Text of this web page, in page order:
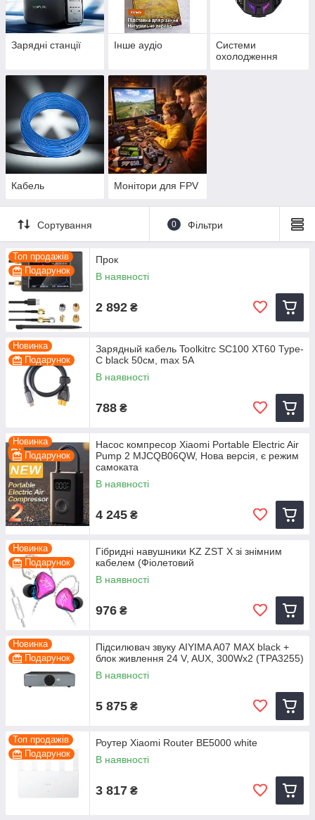
Зарядні станції Інше аудіо
Системи
охолодження
Кабель Монітори для FPV
Сортування 0 Фільтри
Топ продажів
Подарунок
Прок
В наявності
2 892 ₴
Новинка
Подарунок
Зарядный кабель Toolkitrc SC100 XT60 Type-
C black 50см, max 5A
В наявності
788 ₴
Новинка
Подарунок
Насос компресор Xiaomi Portable Electric Air
Pump 2 MJCQB06QW, Нова версія, є режим
самоката
В наявності
4 245 ₴
Новинка
Подарунок
Гібридні навушники KZ ZST X зі знімним
кабелем (Фіолетовий
В наявності
976 ₴
Новинка
Подарунок
Підсилювач звуку AIYIMA A07 MAX black +
блок живлення 24 V, AUX, 300Wx2 (TPA3255)
В наявності
5 875 ₴
Топ продажів
Подарунок
Роутер Xiaomi Router BE5000 white
В наявності
3 817 ₴